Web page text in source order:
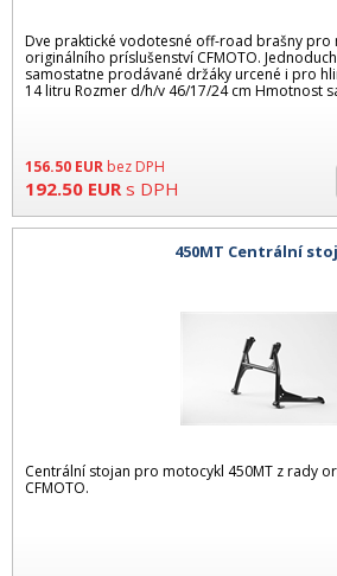
Dve praktické vodotesné off-road brašny pro
originálního príslušenství CFMOTO.
samostatne prodávané držáky urcené i pro
14 litru Rozmer d/h/v 46/17/24 cm Hmotnost
156.50 EUR bez DPH
192.50 EUR s DPH
450MT Centrální
Centrální stojan pro motocykl 450MT z rady
CFMOTO.